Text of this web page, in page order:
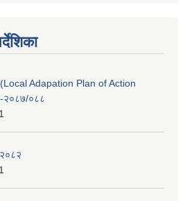
Adapation Plan of Action
२०८७/०८८
२०८२